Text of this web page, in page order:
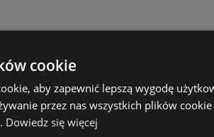
cookie
aby zapewnić lepszą wygodę
przez nas wszystkich plików
Dowiedz się więcej